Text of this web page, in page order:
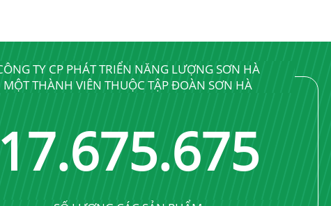
TY CP PHÁT TRIỂN NĂNG LƯỢNG SƠN HÀ
MỘT THÀNH VIÊN THUỘC TẬP ĐOÀN SƠN HÀ
17.689.689